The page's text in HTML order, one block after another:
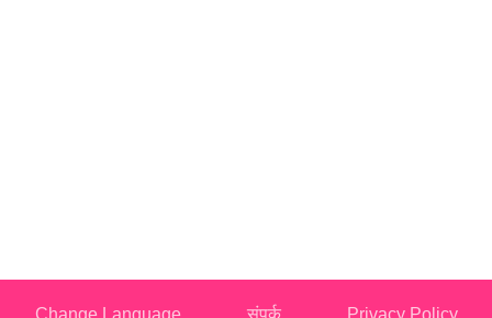
Change Language संपर्क Privacy Policy